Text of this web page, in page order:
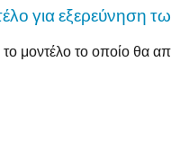
για εξερεύνηση
το μοντέλο το οποίο θα